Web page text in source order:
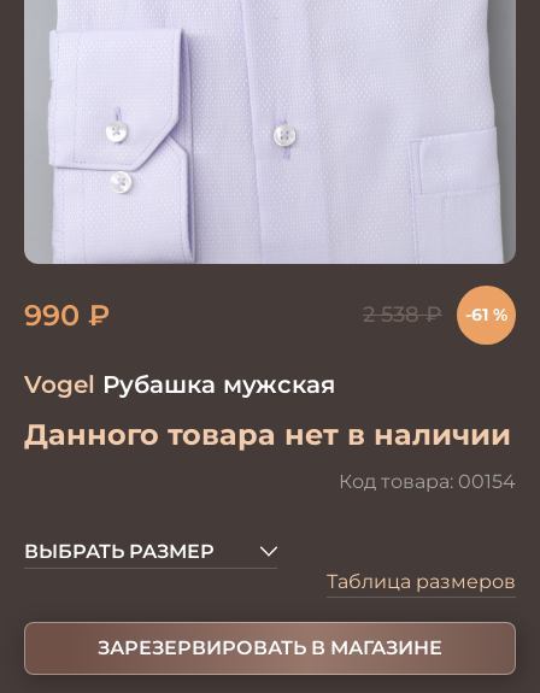
Vogel Рубашка мужская
Данного товара нет в наличии
Код товара: 00154
990 ₽ 2 538₽ -61 %
ВЫБРАТЬ РАЗМЕР
Таблица размеров
ЗАРЕЗЕРВИРОВАТЬ В МАГАЗИНЕ